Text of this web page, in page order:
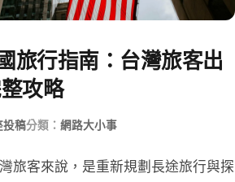
旅行指南：台灣旅客出
攻略
投稿分類： 網路大小事
旅客來說，是重新規劃長途旅行與探